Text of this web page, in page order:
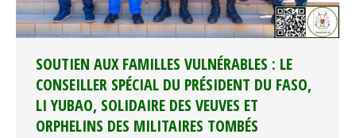
SOUTIEN AUX FAMILLES VULNÉRABLES : LE
CONSEILLER SPÉCIAL DU PRÉSIDENT DU FASO,
LI YUBAO, SOLIDAIRE DES VEUVES ET
ORPHELINS DES MILITAIRES TOMBÉS